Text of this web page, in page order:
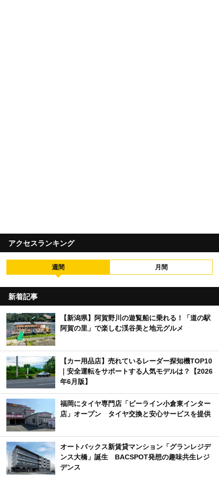
アクセスランキング
週間 月間
新着記事
【新潟県】阿賀野川の遊覧船に乗れる！「道の駅
阿賀の里」で楽しむ渓谷美と地元グルメ
【カー用品店】売れているレーダー探知機TOP10
｜安全運転をサポートする人気モデルは？【2026
年6月版】
福岡にタイヤ専門店「ビーライン小倉東インター
店」オープン タイヤ交換と安心サービスを提供
オートバックス新賃貸マンション「グランレジデ
ンス大橋」誕生 BACSPOT発想の趣味共生レジ
デンス